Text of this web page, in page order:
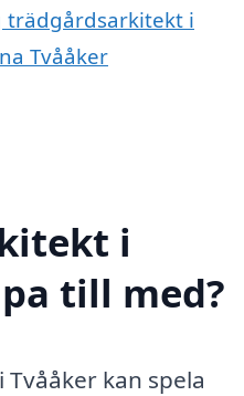
trädgårdsarkitekt i
Tvååker
i
till med?
kan spela